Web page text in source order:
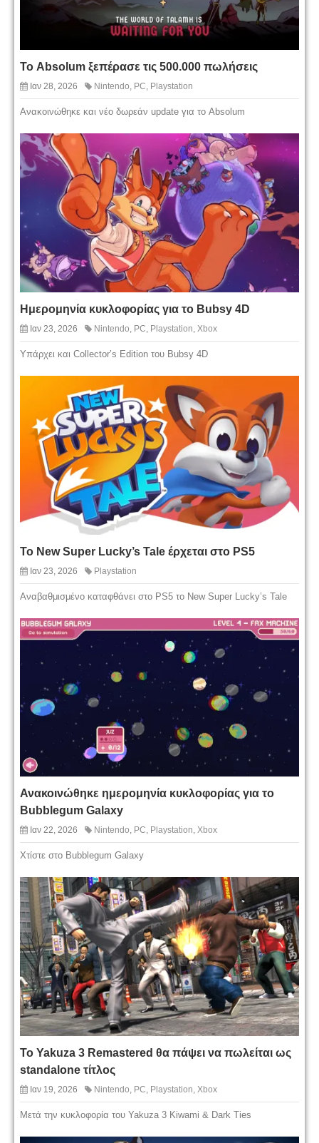
Το Absolum ξεπέρασε τις 500.000 πωλήσεις
Ιαν 28, 2026 Nintendo, PC, Playstation
Ανακοινώθηκε και νέο δωρεάν update για το Absolum
Ημερομηνία κυκλοφορίας για το Bubsy 4D
Ιαν 23, 2026 Nintendo, PC, Playstation, Xbox
Υπάρχει και Collector’s Edition του Bubsy 4D
Το New Super Lucky’s Tale έρχεται στο PS5
Ιαν 23, 2026 Playstation
Αναβαθμισμένο καταφθάνει στο PS5 το New Super Lucky’s Tale
Ανακοινώθηκε ημερομηνία κυκλοφορίας για το
Bubblegum Galaxy
Ιαν 22, 2026 Nintendo, PC, Playstation, Xbox
Χτίστε στο Bubblegum Galaxy
Το Yakuza 3 Remastered θα πάψει να πωλείται ως
standalone τίτλος
Ιαν 19, 2026 Nintendo, PC, Playstation, Xbox
Μετά την κυκλοφορία του Yakuza 3 Kiwami & Dark Ties